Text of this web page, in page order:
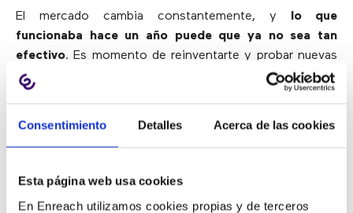
Consentimiento Detalles Acerca de las cookies
Esta página web usa cookies
En Enreach utilizamos cookies propias y de terceros
El mercado cambia constantemente, y
lo que
funcionaba hace un año puede que ya no sea tan
efectivo. Es momento de reinventarte y probar nuevas
estrategias. Aquí tienes tres tips que pueden ayudar al
éxito de tus campañas:
1. ANALIZA LA PERFORMANCE EN
TIEMPO REAL